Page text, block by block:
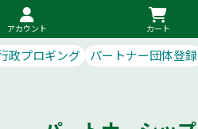
アカウント カート
政プロギング パートナー団体登録